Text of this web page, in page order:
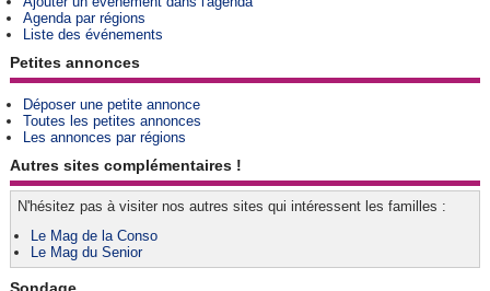
Agenda par régions
Liste des événements
Petites annonces
Déposer une petite annonce
Toutes les petites annonces
Les annonces par régions
Autres sites complémentaires !
N'hésitez pas à visiter nos autres sites qui intéressent les familles :
Le Mag de la Conso
Le Mag du Senior